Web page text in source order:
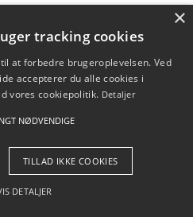
om
Blog Betingelser
×
tracking cookies
at forbedre brugeroplevelsen. Ved
accepterer du alle cookies i
vores cookiepolitik. Detaljer
NØDVENDIGE
TILLAD IKKE COOKIES
DETALJER